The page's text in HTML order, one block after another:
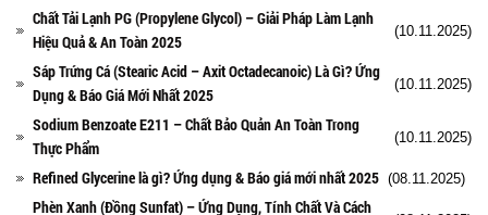
Chất Tải Lạnh PG (Propylene Glycol) – Giải Pháp Làm Lạnh
Hiệu Quả & An Toàn 2025
(10.11.2025)
Sáp Trứng Cá (Stearic Acid – Axit Octadecanoic) Là Gì? Ứng
Dụng & Báo Giá Mới Nhất 2025
(10.11.2025)
Sodium Benzoate E211 – Chất Bảo Quản An Toàn Trong
Thực Phẩm
(10.11.2025)
Refined Glycerine là gì? Ứng dụng & Báo giá mới nhất 2025 (08.11.2025)
Phèn Xanh (Đồng Sunfat) – Ứng Dụng, Tính Chất Và Cách